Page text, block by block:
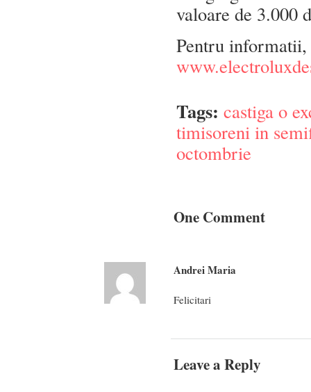
valoare de 3.000
Pentru informatii,
Tags: castiga o
timisoreni in
octombrie
One Comment
Andrei Maria
Felicitari
Leave a Reply